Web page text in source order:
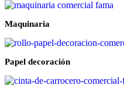
Maquinaria
Papel decoración